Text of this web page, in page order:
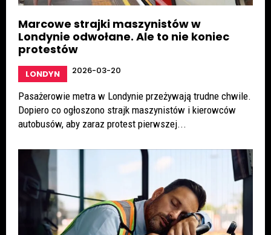
Marcowe strajki maszynistów w
Londynie odwołane. Ale to nie koniec
protestów
LONDYN 2026-03-20
Pasażerowie metra w Londynie przeżywają trudne chwile.
Dopiero co ogłoszono strajk maszynistów i kierowców
autobusów, aby zaraz protest pierwszej...